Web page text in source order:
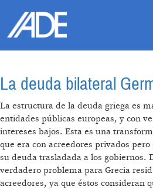
La deuda bilateral
La estructura de la deuda griega es
entidades públicas europeas, y con
intereses bajos. Esta es una
que era con acreedores privados
su deuda trasladada a los gobiernos.
verdadero problema para Grecia
acreedores, ya que éstos consideran